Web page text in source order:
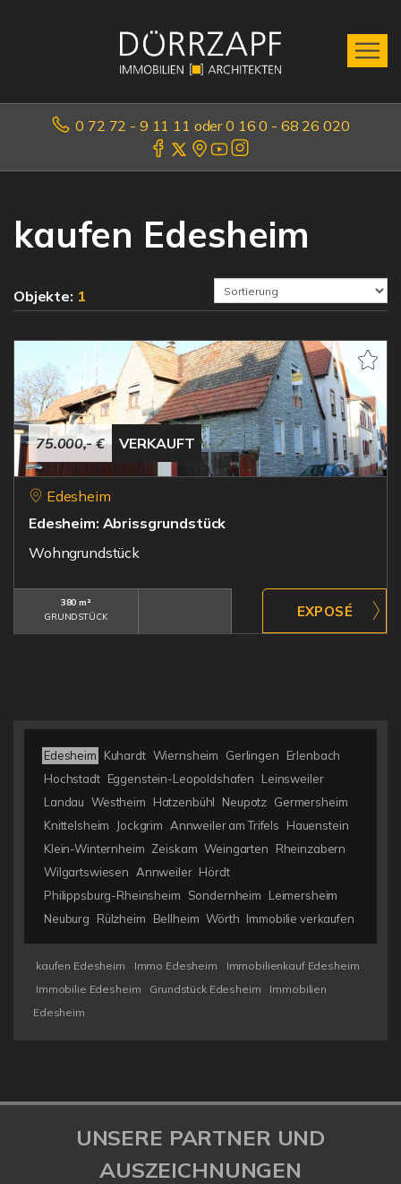
0 72 72 - 9 11 11 oder 0 16 0 - 68 26 020
kaufen Edesheim
Objekte: 1
75.000,- € VERKAUFT
Edesheim
Edesheim: Abrissgrundstück
Wohngrundstück
380 m²
GRUNDSTÜCK
Edesheim Kuhardt Wiernsheim Gerlingen
Erlenbach
Hochstadt Eggenstein-Leopoldshafen
Leinsweiler
Landau Westheim Hatzenbühl Neupotz Germersheim
Knittelsheim
Jockgrim Annweiler am Trifels
Hauenstein
Klein-Winternheim Zeiskam Weingarten
Rheinzabern
Wilgartswiesen
Annweiler Hördt
Philippsburg-Rheinsheim
Sondernheim
Leimersheim
Neuburg
Rülzheim Bellheim Wörth Immobilie verkaufen
kaufen Edesheim Immo Edesheim
Immobilienkauf Edesheim
Immobilie Edesheim
Grundstück Edesheim
Immobilien
Edesheim
UNSERE PARTNER UND
AUSZEICHNUNGEN